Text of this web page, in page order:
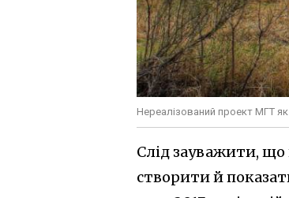
Нереалізований проект МГТ
Слід зауважити, що
створити й